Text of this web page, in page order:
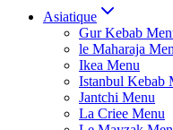
Asiatique
Gur Kebab
le Maharaja
Ikea Menu
Istanbul Kebab
Jantchi Menu
La Criee Menu